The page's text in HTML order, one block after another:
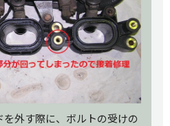
外す際に、ボルトの受けの